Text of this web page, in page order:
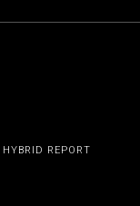
HYBRID REPORT